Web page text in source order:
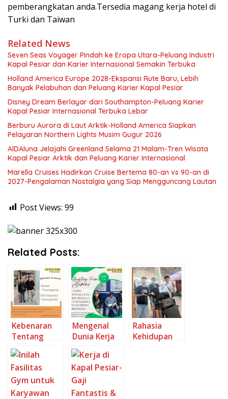
pemberangkatan anda.Tersedia magang kerja hotel di
Turki dan Taiwan
Related News
Seven Seas Voyager Pindah ke Eropa Utara-Peluang Industri
Kapal Pesiar dan Karier Internasional Semakin Terbuka
Holland America Europe 2028-Ekspansi Rute Baru, Lebih
Banyak Pelabuhan dan Peluang Karier Kapal Pesiar
Disney Dream Berlayar dari Southampton-Peluang Karier
Kapal Pesiar Internasional Terbuka Lebar
Berburu Aurora di Laut Arktik-Holland America Siapkan
Pelayaran Northern Lights Musim Gugur 2026
AIDAluna Jelajahi Greenland Selama 21 Malam-Tren Wisata
Kapal Pesiar Arktik dan Peluang Karier Internasional
Marella Cruises Hadirkan Cruise Bertema 80-an vs 90-an di
2027-Pengalaman Nostalgia yang Siap Mengguncang Lautan
Post Views: 99
Related Posts:
Kebenaran
Tentang
Bekerja di
Kapal Pesiar
Mengenal
Dunia Kerja
di Kapal
Pesiar Apa
yang Harus
Anda Ketahui
Sebelum
Rahasia
Kehidupan